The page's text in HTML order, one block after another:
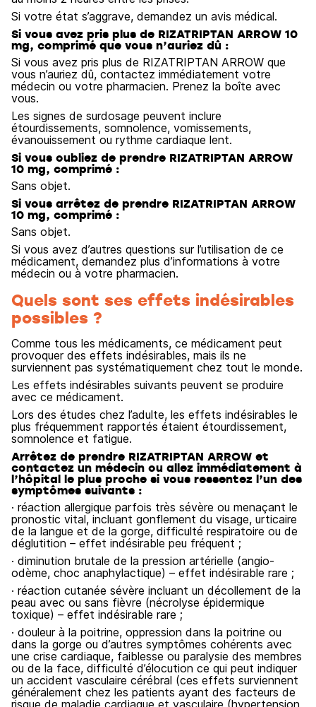
Si votre état s’aggrave, demandez un avis médical.
Si vous avez pris plus de RIZATRIPTAN ARROW 10
mg, comprimé que vous n’auriez dû :
Si vous avez pris plus de RIZATRIPTAN ARROW que
vous n’auriez dû, contactez immédiatement votre
médecin ou votre pharmacien. Prenez la boîte avec
vous.
Les signes de surdosage peuvent inclure
étourdissements, somnolence, vomissements,
évanouissement ou rythme cardiaque lent.
Si vous oubliez de prendre RIZATRIPTAN ARROW
10 mg, comprimé :
Sans objet.
Si vous arrêtez de prendre RIZATRIPTAN ARROW
10 mg, comprimé :
Sans objet.
Si vous avez d’autres questions sur l’utilisation de ce
médicament, demandez plus d’informations à votre
médecin ou à votre pharmacien.
Quels sont ses effets indésirables
possibles ?
Comme tous les médicaments, ce médicament peut
provoquer des effets indésirables, mais ils ne
surviennent pas systématiquement chez tout le monde.
Les effets indésirables suivants peuvent se produire
avec ce médicament.
Lors des études chez l’adulte, les effets indésirables le
plus fréquemment rapportés étaient étourdissement,
somnolence et fatigue.
Arrêtez de prendre RIZATRIPTAN ARROW et
contactez un médecin ou allez immédiatement à
l’hôpital le plus proche si vous ressentez l’un des
symptômes suivants :
· réaction allergique parfois très sévère ou menaçant le
pronostic vital, incluant gonflement du visage, urticaire
de la langue et de la gorge, difficulté respiratoire ou de
déglutition – effet indésirable peu fréquent ;
· diminution brutale de la pression artérielle (angio-
odème, choc anaphylactique) – effet indésirable rare ;
· réaction cutanée sévère incluant un décollement de la
peau avec ou sans fièvre (nécrolyse épidermique
toxique) – effet indésirable rare ;
· douleur à la poitrine, oppression dans la poitrine ou
dans la gorge ou d’autres symptômes cohérents avec
une crise cardiaque, faiblesse ou paralysie des membres
ou de la face, difficulté d’élocution ce qui peut indiquer
un accident vasculaire cérébral (ces effets surviennent
généralement chez les patients ayant des facteurs de
risque de maladie cardiaque et vasculaire (hypertension